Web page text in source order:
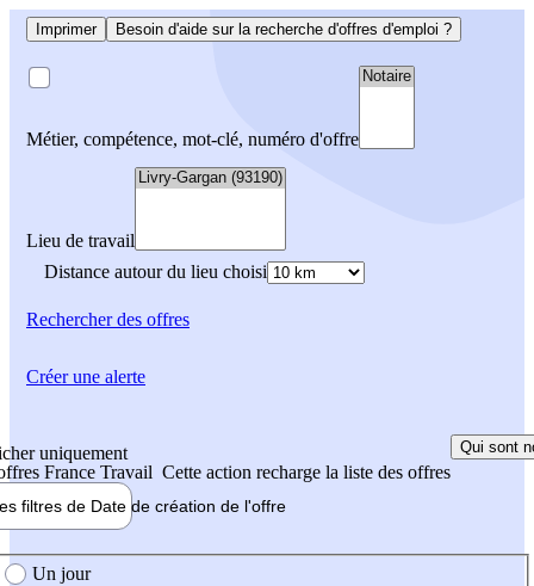
Imprimer Besoin d'aide sur la recherche d'offres d'emploi ?
Métier, compétence, mot-clé, numéro d'offre
Lieu de travail
Distance autour du lieu choisi
Rechercherdes offres
uniquement
France Travail Cette action recharge la liste des offres
Qui sont
filtres de Date de création de l'offre
création de l'offre
Un jour
Créer une alerte